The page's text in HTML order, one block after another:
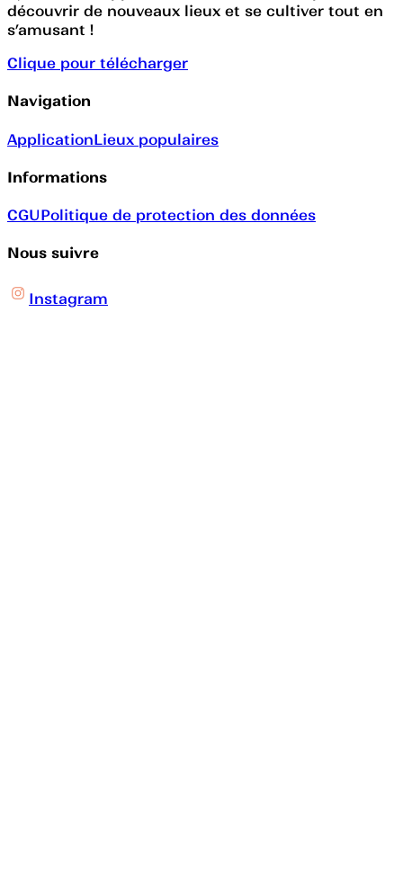
découvrir de nouveaux lieux et se cultiver tout en
s’amusant !
Clique pour télécharger
Navigation
ApplicationLieux populaires
Informations
CGUPolitique de protection des données
Nous suivre
Instagram